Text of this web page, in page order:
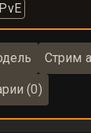
Стрим
(0)